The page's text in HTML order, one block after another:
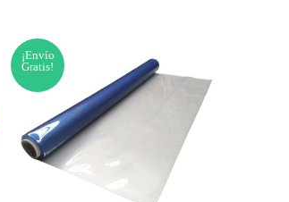
¡Envío
Gratis!